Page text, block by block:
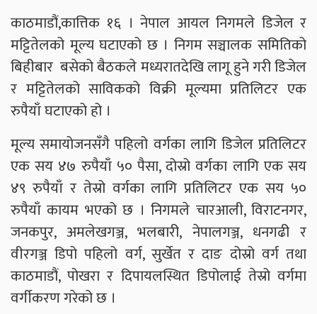
काठमाडौं,कात्तिक १६ । नेपाल आयल निगमले डिजेल र
मट्टितेलको मूल्य घटाएको छ । निगम सञ्चालक समितिको
बिहीबार बसेको बैठकले मध्यरातदेखि लागू हुने गरी डिजेल
र मट्टितेलको साविकको विक्री मूल्यमा प्रतिलिटर एक
रुपैयाँ घटाएको हो ।
मूल्य समायोजनसँगै पहिलो वर्गका लागि डिजेल प्रतिलिटर
एक सय ४७ रुपैयाँ ५० पैसा, दोस्रो वर्गका लागि एक सय
४९ रुपैयाँ र तेस्रो वर्गका लागि प्रतिलिटर एक सय ५०
रुपैयाँ कायम भएको छ । निगमले चारआली, विराटनगर,
जनकपुर, अमलेखगञ्ज, भलबारी, नेपालगञ्ज, धनगढी र
वीरगञ्ज डिपो पहिलो वर्ग, सुर्खेत र दाङ दोस्रो वर्ग तथा
काठमाडौं, पोखरा र दिपायलस्थित डिपोलाई तेस्रो वर्गमा
वर्गीकरण गरेको छ ।